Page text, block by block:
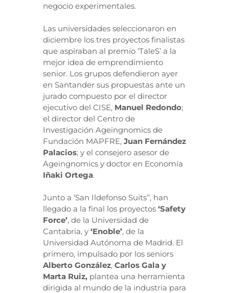
negocio experimentales.
Las universidades seleccionaron en
diciembre los tres proyectos finalistas
que aspiraban al premio ‘TaleS’ a la
mejor idea de emprendimiento
senior. Los grupos defendieron ayer
en Santander sus propuestas ante un
jurado compuesto por el director
ejecutivo del CISE, Manuel Redondo;
el director del Centro de
Investigación Ageingnomics de
Fundación MAPFRE, Juan Fernández
Palacios; y el consejero asesor de
Ageingnomics y doctor en Economía
Iñaki Ortega.
Junto a ‘San Ildefonso Suits’’, han
llegado a la final los proyectos ‘Safety
Force’, de la Universidad de
Cantabria, y ‘Enoble’, de la
Universidad Autónoma de Madrid. El
primero, impulsado por los seniors
Alberto González, Carlos Gala y
Marta Ruiz, plantea una herramienta
dirigida al mundo de la industria para